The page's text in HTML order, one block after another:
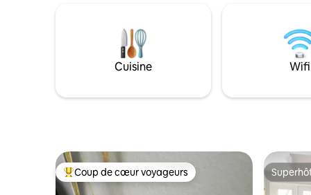
comme base pour les merveilleuses
activités culturelles et de plein air de la
région, ou profitez de la nature dans le
luxe sans jamais quitter la maison.
bénéficier de tarifs réduits.
pouvez
paisible
la
vues
Cuisine Wifi
Coups de cœur voyageurs les plus appréciés
Coup de cœur voyageurs